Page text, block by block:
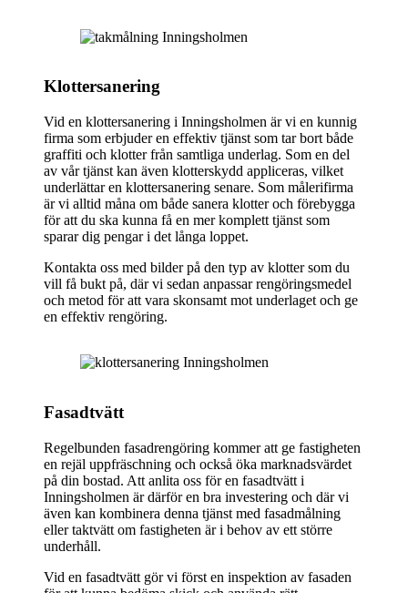
Klottersanering
Vid en klottersanering i Inningsholmen är vi en kunnig
firma som erbjuder en effektiv tjänst som tar bort både
graffiti och klotter från samtliga underlag. Som en del
av vår tjänst kan även klotterskydd appliceras, vilket
underlättar en klottersanering senare. Som målerifirma
är vi alltid måna om både sanera klotter och förebygga
för att du ska kunna få en mer komplett tjänst som
sparar dig pengar i det långa loppet.
Kontakta oss med bilder på den typ av klotter som du
vill få bukt på, där vi sedan anpassar rengöringsmedel
och metod för att vara skonsamt mot underlaget och ge
en effektiv rengöring.
Fasadtvätt
Regelbunden fasadrengöring kommer att ge fastigheten
en rejäl uppfräschning och också öka marknadsvärdet
på din bostad. Att anlita oss för en fasadtvätt i
Inningsholmen är därför en bra investering och där vi
även kan kombinera denna tjänst med fasadmålning
eller taktvätt om fastigheten är i behov av ett större
underhåll.
Vid en fasadtvätt gör vi först en inspektion av fasaden